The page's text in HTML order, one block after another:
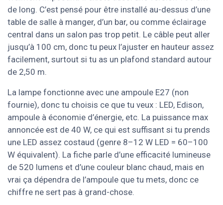
de long. C’est pensé pour être installé au-dessus d’une
table de salle à manger, d’un bar, ou comme éclairage
central dans un salon pas trop petit. Le câble peut aller
jusqu’à 100 cm, donc tu peux l’ajuster en hauteur assez
facilement, surtout si tu as un plafond standard autour
de 2,50 m.
La lampe fonctionne avec une ampoule E27 (non
fournie), donc tu choisis ce que tu veux : LED, Edison,
ampoule à économie d’énergie, etc. La puissance max
annoncée est de 40 W, ce qui est suffisant si tu prends
une LED assez costaud (genre 8–12 W LED = 60–100
W équivalent). La fiche parle d’une efficacité lumineuse
de 520 lumens et d’une couleur blanc chaud, mais en
vrai ça dépendra de l’ampoule que tu mets, donc ce
chiffre ne sert pas à grand-chose.